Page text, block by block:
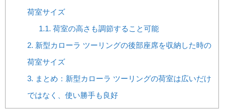
荷室サイズ
1.1. 荷室の高さも調節すること可能
2. 新型カローラ ツーリングの後部座席を収納した時の
荷室サイズ
3. まとめ：新型カローラ ツーリングの荷室は広いだけ
ではなく、使い勝手も良好